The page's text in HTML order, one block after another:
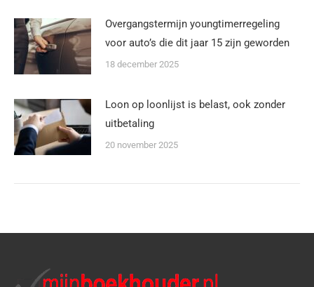
Overgangstermijn youngtimerregeling
voor auto’s die dit jaar 15 zijn geworden
18 december 2025
Loon op loonlijst is belast, ook zonder
uitbetaling
20 november 2025